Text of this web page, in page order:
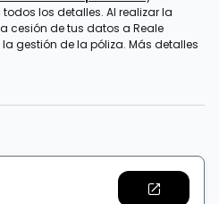
los detalles. Al realizar la
cesión de tus datos a Reale
la gestión de la póliza. Más detalles